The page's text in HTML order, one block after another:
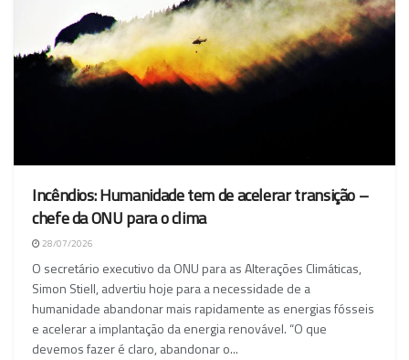
Incêndios: Humanidade tem de acelerar transição –
chefe da ONU para o clima
28/07/2026
O secretário executivo da ONU para as Alterações Climáticas,
Simon Stiell, advertiu hoje para a necessidade de a
humanidade abandonar mais rapidamente as energias fósseis
e acelerar a implantação da energia renovável. “O que
devemos fazer é claro, abandonar o...